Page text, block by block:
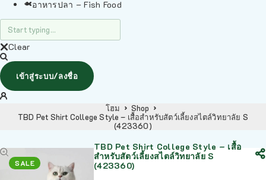
อาหารปลา – Fish Food
Clear
เข้าสู่ระบบ/ลงชื่อ
โฮม
Shop
TBD Pet Shirt College Style – เสื้อสำหรับสัตว์เลี้ยงสไตล์วิทยาลัย S
(423360)
SALE
TBD Pet Shirt College Style – เสื้อ
สำหรับสัตว์เลี้ยงสไตล์วิทยาลัย S
(423360)